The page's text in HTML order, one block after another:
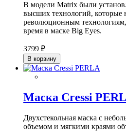
В модели Matrix были
высших технологий, которые
революционным
время в маске Big Eyes.
3799 ₽
В корзину
Маска Cressi
Двухстекольная маска с
объемом и мягкими краями